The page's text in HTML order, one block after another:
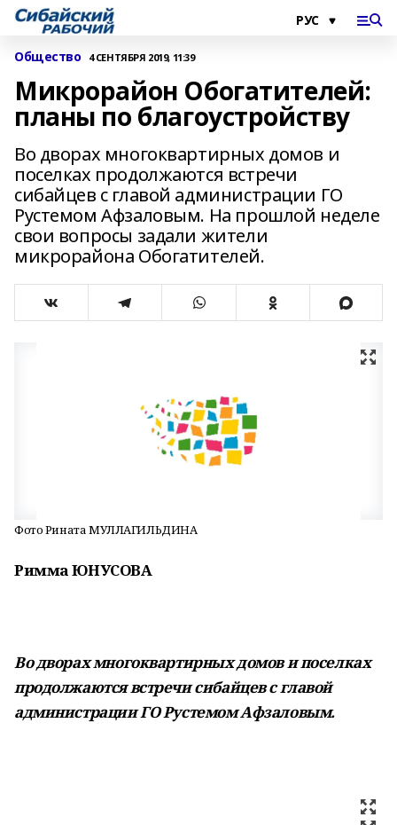
Общество 4 СЕНТЯБРЯ 2019, 11:39
Микрорайон Обогатителей:
планы по благоустройству
Во дворах многоквартирных домов и
поселках продолжаются встречи
сибайцев с главой администрации ГО
Рустемом Афзаловым. На прошлой неделе
свои вопросы задали жители
микрорайона Обогатителей.
Фото Рината МУЛЛАГИЛЬДИНА
Римма ЮНУСОВА
Во дворах многоквартирных домов и поселках
продолжаются встречи сибайцев с главой
администрации ГО Рустемом Афзаловым.